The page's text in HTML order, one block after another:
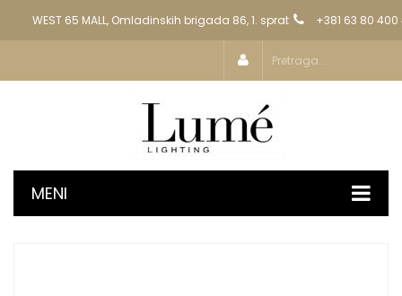
WEST 65 MALL, Omladinskih brigada 86, 1. sprat +381 63 80 400
MENI